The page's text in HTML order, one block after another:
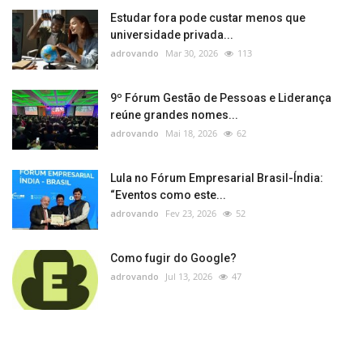
Estudar fora pode custar menos que
universidade privada...
adrovando Mar 30, 2026 113
9º Fórum Gestão de Pessoas e Liderança
reúne grandes nomes...
adrovando Mai 18, 2026 62
Lula no Fórum Empresarial Brasil-Índia:
“Eventos como este...
adrovando Fev 23, 2026 52
Como fugir do Google?
adrovando Jul 13, 2026 47